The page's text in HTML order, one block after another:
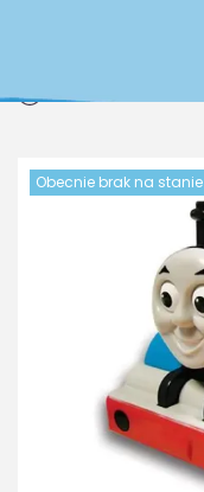
PREVIOUS
Obecnie brak na stanie